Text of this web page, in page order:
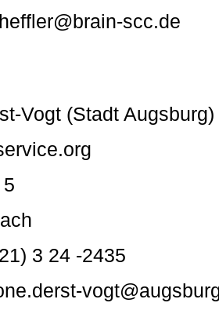
scc.de
Vogt (Stadt Augsburg)
3 24 -2435